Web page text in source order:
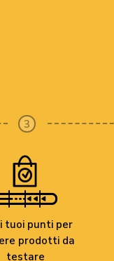
3
tuoi punti per
prodotti da
testare